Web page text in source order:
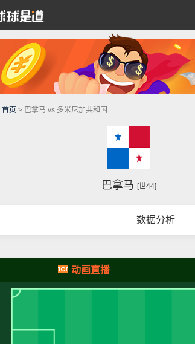
首页 > 巴拿马 vs 多米尼加共和国
巴拿马 [世44]
数据分析
动画直播